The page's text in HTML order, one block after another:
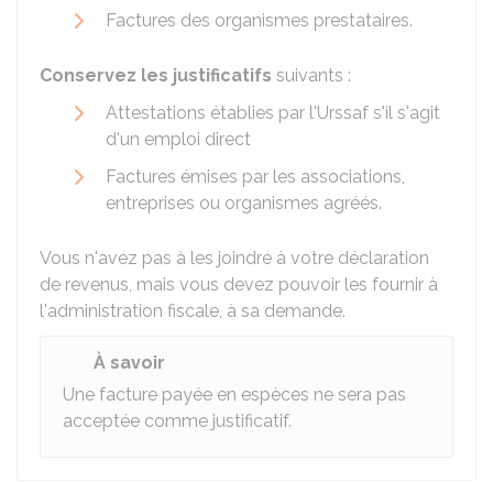
Factures des organismes prestataires.
Conservez les justificatifs suivants :
Attestations établies par l'Urssaf s'il s'agit
d'un emploi direct
Factures émises par les associations,
entreprises ou organismes agréés.
Vous n'avez pas à les joindre à votre déclaration
de revenus, mais vous devez pouvoir les fournir à
l'administration fiscale, à sa demande.
À savoir
Une facture payée en espèces ne sera pas
acceptée comme justificatif.